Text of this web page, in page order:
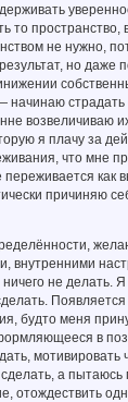
то
не нужно,
но даже
страдать
возвеличиваю
я плачу за
что мне
как
причиняю
внутренними
не
будто меня
в
а пытаюсь
отождествить